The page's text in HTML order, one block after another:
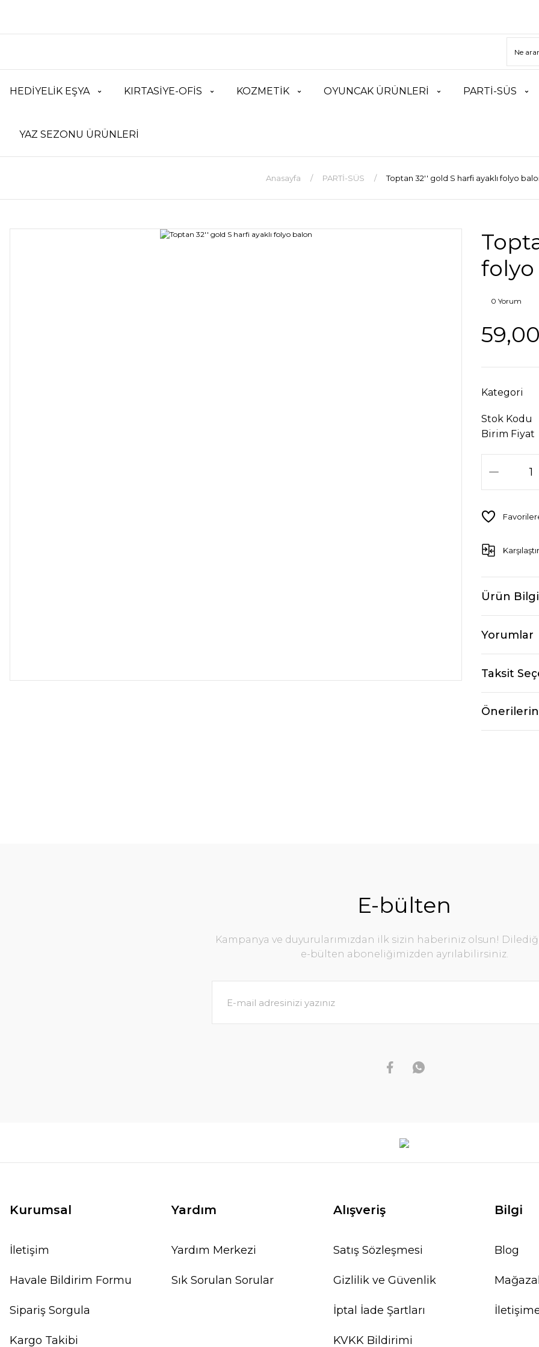
HEDİYELİK EŞYA KIRTASİYE-OFİS KOZMETİK OYUNCAK ÜRÜNLERİ PARTİ-SÜS
YAZ SEZONU ÜRÜNLERİ
Anasayfa PARTİ-SÜS Toptan 32'' gold S harfi ayaklı folyo
0 Yorum
Kategori
Stok Kodu
Birim Fiyat
Karşılaştır
Ürün
Yorumlar
Taksit
E-bülten
Kampanya ve duyurularımızdan ilk sizin haberiniz olsun!
e-bülten aboneliğimizden ayrılabilirsiniz.
Kurumsal
İletişim
Havale Bildirim Formu
Sipariş Sorgula
Kargo Takibi
Yardım
Yardım Merkezi
Sık Sorulan Sorular
Alışveriş
Satış Sözleşmesi
Gizlilik ve Güvenlik
İptal İade Şartları
KVKK Bildirimi
Bilgi
Blog